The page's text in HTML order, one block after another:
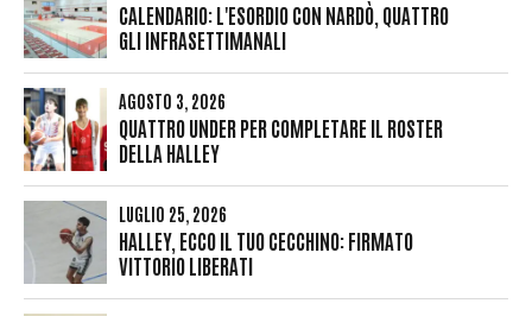
CALENDARIO: L'ESORDIO CON NARDÒ, QUATTRO
GLI INFRASETTIMANALI
AGOSTO 3, 2026
QUATTRO UNDER PER COMPLETARE IL ROSTER
DELLA HALLEY
LUGLIO 25, 2026
HALLEY, ECCO IL TUO CECCHINO: FIRMATO
VITTORIO LIBERATI